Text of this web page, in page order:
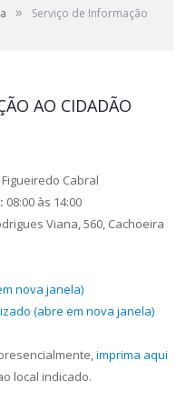
»
Serviço de Informação
AO CIDADÃO
Cabral
08:00 às 14:00
Viana, 560, Cachoeira
nova janela)
(abre em nova janela)
imprima aqui
local indicado.